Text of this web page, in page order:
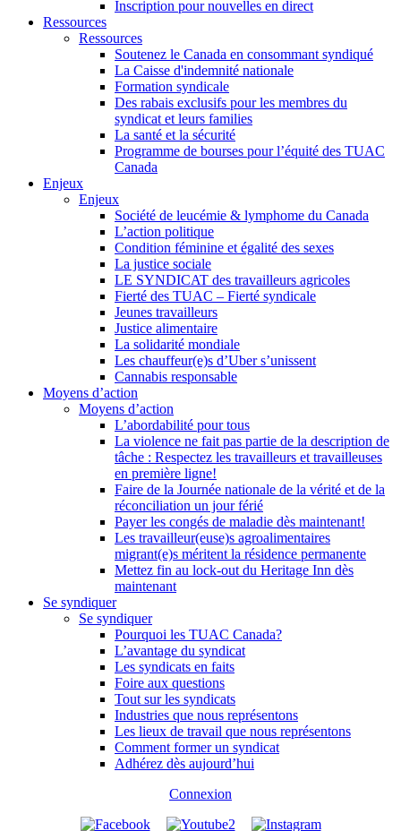
Inscription pour nouvelles en direct
Ressources
Ressources
Soutenez le Canada en consommant syndiqué
La Caisse d'indemnité nationale
Formation syndicale
Des rabais exclusifs pour les membres du
syndicat et leurs families
La santé et la sécurité
Programme de bourses pour l’équité des TUAC
Canada
Enjeux
Enjeux
Société de leucémie & lymphome du Canada
L’action politique
Condition féminine et égalité des sexes
La justice sociale
LE SYNDICAT des travailleurs agricoles
Fierté des TUAC – Fierté syndicale
Jeunes travailleurs
Justice alimentaire
La solidarité mondiale
Les chauffeur(e)s d’Uber s’unissent
Cannabis responsable
Moyens d’action
Moyens d’action
L’abordabilité pour tous
La violence ne fait pas partie de la description de
tâche : Respectez les travailleurs et travailleuses
en première ligne!
Faire de la Journée nationale de la vérité et de la
réconciliation un jour férié
Payer les congés de maladie dès maintenant!
Les travailleur(euse)s agroalimentaires
migrant(e)s méritent la résidence permanente
Mettez fin au lock-out du Heritage Inn dès
maintenant
Se syndiquer
Se syndiquer
Pourquoi les TUAC Canada?
L’avantage du syndicat
Les syndicats en faits
Foire aux questions
Tout sur les syndicats
Industries que nous représentons
Les lieux de travail que nous représentons
Comment former un syndicat
Adhérez dès aujourd’hui
Connexion